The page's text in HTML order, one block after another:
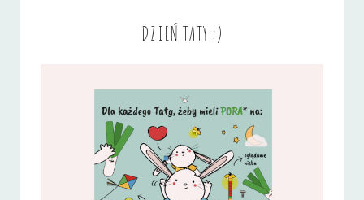
DZIEŃ TATY :)